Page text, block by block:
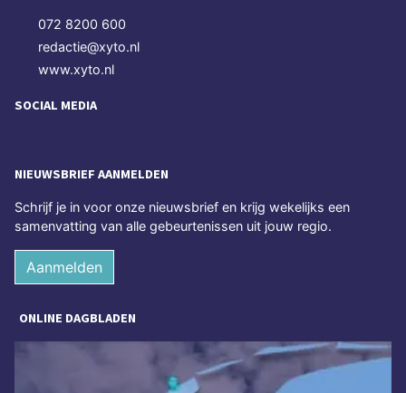
072 8200 600
redactie@xyto.nl
www.xyto.nl
SOCIAL MEDIA
NIEUWSBRIEF AANMELDEN
Schrijf je in voor onze nieuwsbrief en krijg wekelijks een
samenvatting van alle gebeurtenissen uit jouw regio.
Aanmelden
ONLINE DAGBLADEN